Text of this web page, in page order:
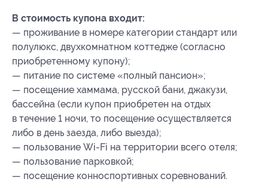
В стоимость купона входит:
— проживание в номере категории стандарт или
полулюкс, двухкомнатном коттедже (согласно
приобретенному купону);
— питание по системе «полный пансион»;
— посещение хаммама, русской бани, джакузи,
бассейна (если купон приобретен на отдых
в течение 1 ночи, то посещение осуществляется
либо в день заезда, либо выезда);
— пользование Wi-Fi на территории всего отеля;
— пользование парковкой;
— посещение конноспортивных соревнований.